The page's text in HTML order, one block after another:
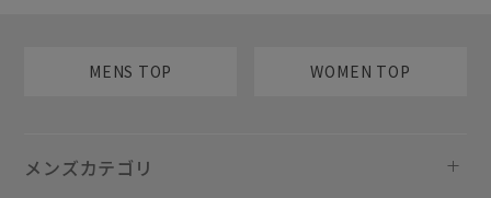
MENS TOP WOMEN TOP
メンズカテゴリ